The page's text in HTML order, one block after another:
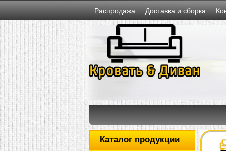
Распродажа Доставка и сборка
Каталог продукции